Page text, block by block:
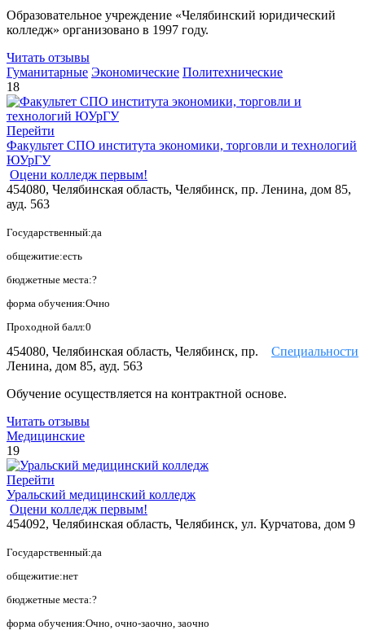
Образовательное учреждение «Челябинский юридический
колледж» организовано в 1997 году.
Читать отзывы
Гуманитарные Экономические Политехнические
18
Перейти
Факультет СПО института экономики, торговли и технологий
ЮУрГУ
Оцени колледж первым!
454080, Челябинская область, Челябинск, пр. Ленина, дом 85,
ауд. 563
Государственный:да
общежитие:есть
бюджетные места:?
форма обучения:Очно
Проходной балл:0
Специальности
454080, Челябинская область, Челябинск, пр.
Ленина, дом 85, ауд. 563
Обучение осуществляется на контрактной основе.
Читать отзывы
Медицинские
19
Перейти
Уральский медицинский колледж
Оцени колледж первым!
454092, Челябинская область, Челябинск, ул. Курчатова, дом 9
Государственный:да
общежитие:нет
бюджетные места:?
форма обучения:Очно, очно-заочно, заочно